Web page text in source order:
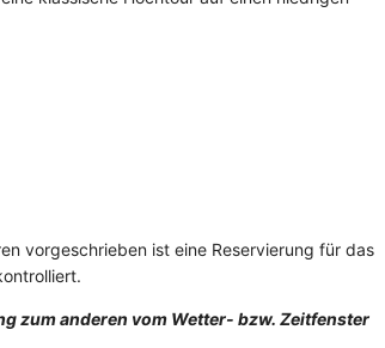
vorgeschrieben ist eine Reservierung für das
zum anderen vom Wetter- bzw. Zeitfenster